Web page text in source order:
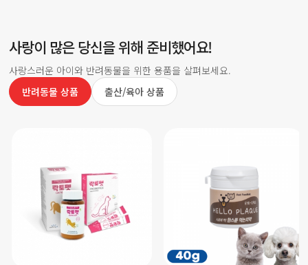
사랑이 많은 당신을 위해 준비했어요!
사랑스러운 아이와 반려동물을 위한 용품을 살펴보세요.
반려동물 상품
출산/육아 상품